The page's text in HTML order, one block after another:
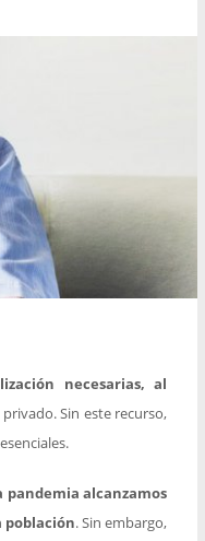
necesarias, al
Sin este recurso,
pandemia alcanzamos
. Sin embargo,